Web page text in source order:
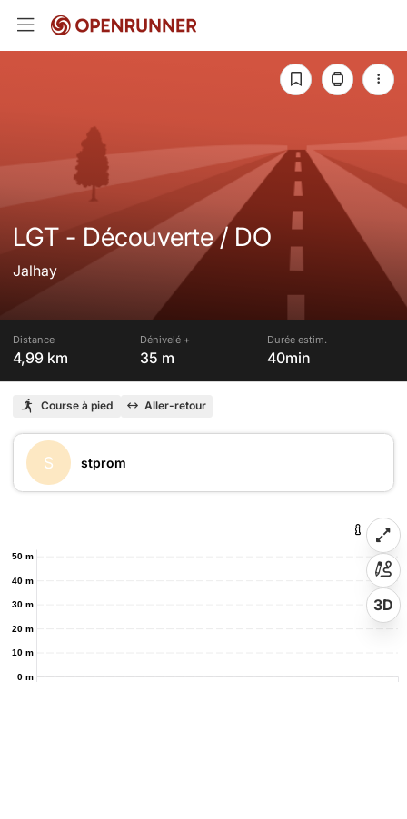
LGT - Découverte / DO
Jalhay
Distance
4,99 km
Dénivelé +
35 m
Durée estim.
40min
Course à pied Aller-retour
S stprom
0 m
10 m
20 m
30 m
40 m
50 m
3D